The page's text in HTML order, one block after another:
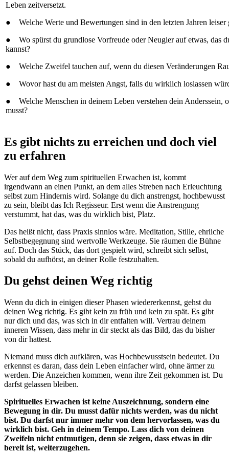
Leben zeitversetzt.
● Welche Werte und Bewertungen sind in den letzten Jahren leiser
● Wo spürst du grundlose Vorfreude oder Neugier auf etwas, das
kannst?
● Welche Zweifel tauchen auf, wenn du diesen Veränderungen
● Wovor hast du am meisten Angst, falls du wirklich loslassen
● Welche Menschen in deinem Leben verstehen dein Anderssein,
musst?
Es gibt nichts zu erreichen und doch viel
zu erfahren
Wer auf dem Weg zum spirituellen Erwachen ist, kommt
irgendwann an einen Punkt, an dem alles Streben nach Erleuchtung
selbst zum Hindernis wird. Solange du dich anstrengst, hochbewusst
zu sein, bleibt das Ich Regisseur. Erst wenn die Anstrengung
verstummt, hat das, was du wirklich bist, Platz.
Das heißt nicht, dass Praxis sinnlos wäre. Meditation, Stille, ehrliche
Selbstbegegnung sind wertvolle Werkzeuge. Sie räumen die Bühne
auf. Doch das Stück, das dort gespielt wird, schreibt sich selbst,
sobald du aufhörst, an deiner Rolle festzuhalten.
Du gehst deinen Weg richtig
Wenn du dich in einigen dieser Phasen wiedererkennst, gehst du
deinen Weg richtig. Es gibt kein zu früh und kein zu spät. Es gibt
nur dich und das, was sich in dir entfalten will. Vertrau deinem
inneren Wissen, dass mehr in dir steckt als das Bild, das du bisher
von dir hattest.
Niemand muss dich aufklären, was Hochbewusstsein bedeutet. Du
erkennst es daran, dass dein Leben einfacher wird, ohne ärmer zu
werden. Die Anzeichen kommen, wenn ihre Zeit gekommen ist. Du
darfst gelassen bleiben.
Spirituelles Erwachen ist keine Auszeichnung, sondern eine
Bewegung in dir. Du musst dafür nichts werden, was du nicht
bist. Du darfst nur immer mehr von dem hervorlassen, was du
wirklich bist. Geh in deinem Tempo. Lass dich von deinen
Zweifeln nicht entmutigen, denn sie zeigen, dass etwas in dir
bereit ist, weiterzugehen.